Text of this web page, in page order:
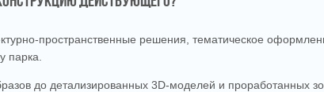
решения, тематическое
парка.
до детализированных 3D‑моделей и проработанных